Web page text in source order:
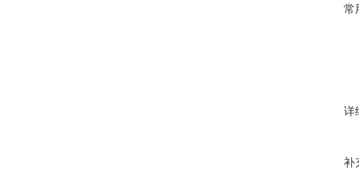
常
详
补